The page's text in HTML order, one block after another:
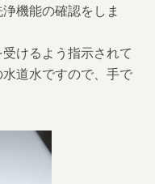
機能の確認をしま
けるよう指示されて
道水ですので、手で